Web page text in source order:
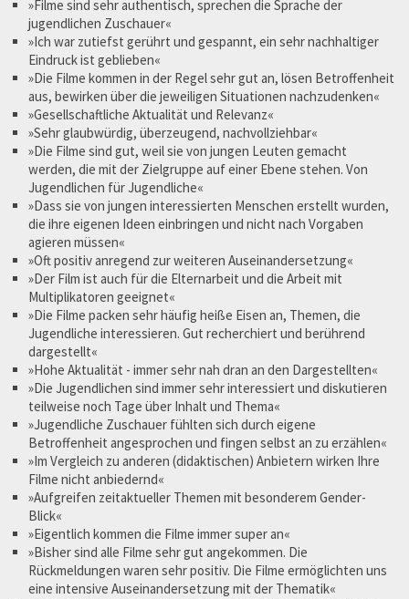
»Filme sind sehr authentisch, sprechen die Sprache der
jugendlichen Zuschauer«
»Ich war zutiefst gerührt und gespannt, ein sehr nachhaltiger
Eindruck ist geblieben«
»Die Filme kommen in der Regel sehr gut an, lösen Betroffenheit
aus, bewirken über die jeweiligen Situationen nachzudenken«
»Gesellschaftliche Aktualität und Relevanz«
»Sehr glaubwürdig, überzeugend, nachvollziehbar«
»Die Filme sind gut, weil sie von jungen Leuten gemacht
werden, die mit der Zielgruppe auf einer Ebene stehen. Von
Jugendlichen für Jugendliche«
»Dass sie von jungen interessierten Menschen erstellt wurden,
die ihre eigenen Ideen einbringen und nicht nach Vorgaben
agieren müssen«
»Oft positiv anregend zur weiteren Auseinandersetzung«
»Der Film ist auch für die Elternarbeit und die Arbeit mit
Multiplikatoren geeignet«
»Die Filme packen sehr häufig heiße Eisen an, Themen, die
Jugendliche interessieren. Gut recherchiert und berührend
dargestellt«
»Hohe Aktualität - immer sehr nah dran an den Dargestellten«
»Die Jugendlichen sind immer sehr interessiert und diskutieren
teilweise noch Tage über Inhalt und Thema«
»Jugendliche Zuschauer fühlten sich durch eigene
Betroffenheit angesprochen und fingen selbst an zu erzählen«
»Im Vergleich zu anderen (didaktischen) Anbietern wirken Ihre
Filme nicht anbiedernd«
»Aufgreifen zeitaktueller Themen mit besonderem Gender-
Blick«
»Eigentlich kommen die Filme immer super an«
»Bisher sind alle Filme sehr gut angekommen. Die
Rückmeldungen waren sehr positiv. Die Filme ermöglichten uns
eine intensive Auseinandersetzung mit der Thematik«